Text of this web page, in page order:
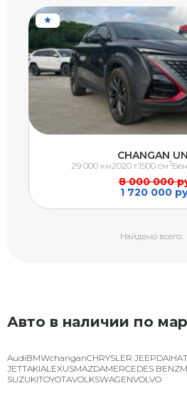
CHANGAN
8 000 000
1 720 000
29 000 км2020 г.1500 см3
Найдено всего:
Авто в наличии по
AudiBMWchanganCHRYSLER JEEP
JETTAKIALEXUSMAZDAMERCEDES BENZ
SUZUKITOYOTAVOLKSWAGENVOLVO